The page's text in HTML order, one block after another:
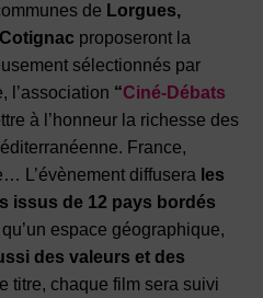
de Lorgues,
proposeront la
sélectionnés par
l’association “Ciné-Débats
à l’honneur la richesse des
France,
L’évènement diffusera les
issus de 12 pays bordés
espace géographique,
des valeurs et des
titre, chaque film sera suivi